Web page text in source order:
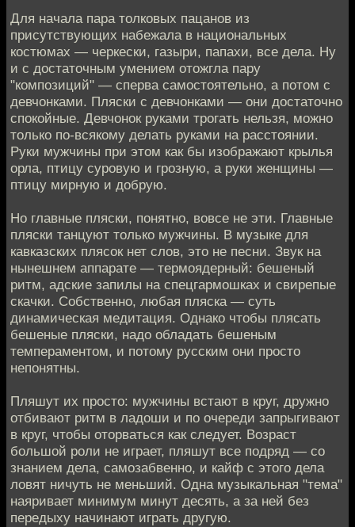
Для начала пара толковых пацанов из
присутствующих набежала в национальных
костюмах — черкески, газыри, папахи, все дела. Ну
и с достаточным умением отожгла пару
"композиций" — сперва самостоятельно, а потом с
девчонками. Пляски с девчонками — они достаточно
спокойные. Девчонок руками трогать нельзя, можно
только по-всякому делать руками на расстоянии.
Руки мужчины при этом как бы изображают крылья
орла, птицу суровую и грозную, а руки женщины —
птицу мирную и добрую.
Но главные пляски, понятно, вовсе не эти. Главные
пляски танцуют только мужчины. В музыке для
кавказских плясок нет слов, это не песни. Звук на
нынешнем аппарате — термоядерный: бешеный
ритм, адские запилы на спецгармошках и свирепые
скачки. Собственно, любая пляска — суть
динамическая медитация. Однако чтобы плясать
бешеные пляски, надо обладать бешеным
темпераментом, и потому русским они просто
непонятны.
Пляшут их просто: мужчины встают в круг, дружно
отбивают ритм в ладоши и по очереди запрыгивают
в круг, чтобы оторваться как следует. Возраст
большой роли не играет, пляшут все подряд — со
знанием дела, самозабвенно, и кайф с этого дела
ловят ничуть не меньший. Одна музыкальная "тема"
наяривает минимум минут десять, а за ней без
передыху начинают играть другую.